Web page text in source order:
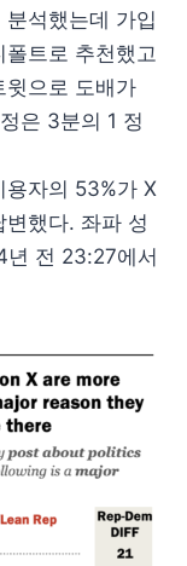
석했는데 가입
트로 추천했고
윗으로 도배가
은 3분의 1 정
용자의 53%가 X
했다. 좌파 성
년 전 23:27에서